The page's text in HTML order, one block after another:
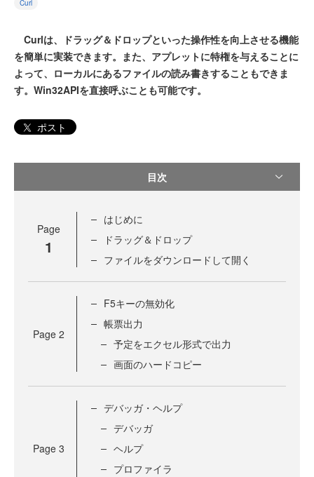
Curl
Curlは、ドラッグ＆ドロップといった操作性を向上させる機能
を簡単に実装できます。また、アプレットに特権を与えることに
よって、ローカルにあるファイルの読み書きすることもできま
す。Win32APIを直接呼ぶことも可能です。
ポスト
目次
Page
1
はじめに
ドラッグ＆ドロップ
ファイルをダウンロードして開く
Page 2
F5キーの無効化
帳票出力
予定をエクセル形式で出力
画面のハードコピー
Page 3
デバッガ・ヘルプ
デバッガ
ヘルプ
プロファイラ